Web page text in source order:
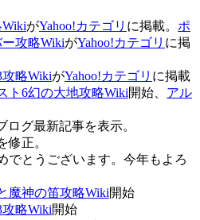
WikiがYahoo!カテゴリ に掲載。 ポ
攻略WikiがYahoo!カテゴリ に掲
略WikiがYahoo!カテゴリ に掲載
ト6幻の大地攻略Wiki開始、 アル
グ最新記事を表示。
修正。
でとうございます。今年もよろ
魔神の笛攻略Wiki開始
略Wiki開始